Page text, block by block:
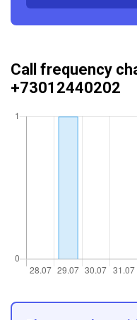
Call frequency
+73012440202